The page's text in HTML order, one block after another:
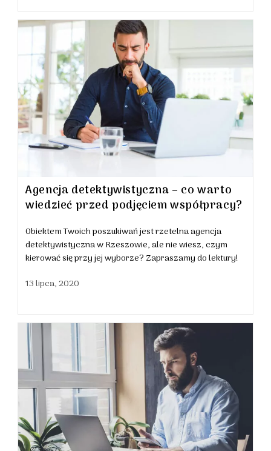
Agencja detektywistyczna – co warto
wiedzieć przed podjęciem współpracy?
Obiektem Twoich poszukiwań jest rzetelna agencja
detektywistyczna w Rzeszowie, ale nie wiesz, czym
kierować się przy jej wyborze? Zapraszamy do lektury!
13 lipca, 2020